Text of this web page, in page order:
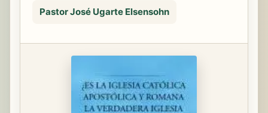
Pastor José Ugarte Elsensohn